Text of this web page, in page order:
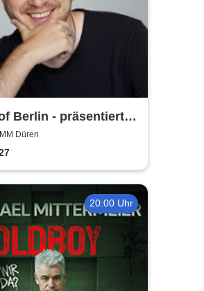
Berlin - präsentiert
Nist
Düren
20:00 Uhr